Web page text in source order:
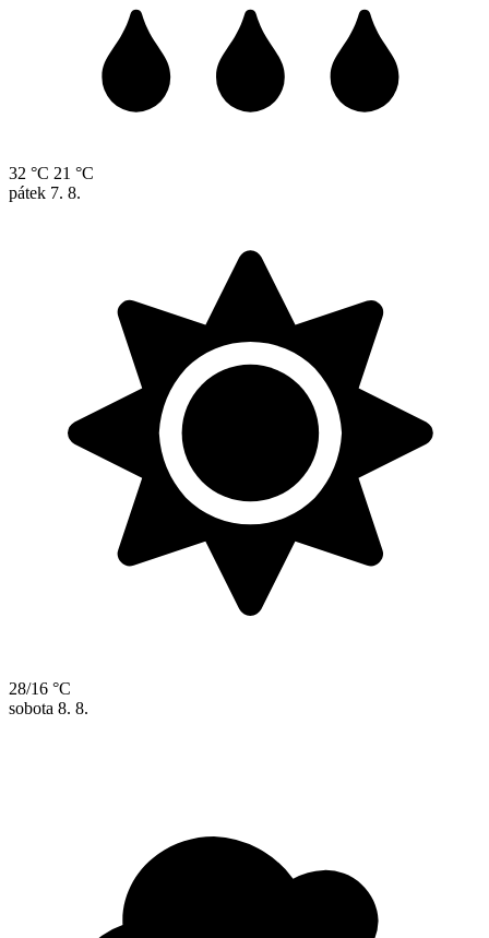
32 °C 21 °C
pátek 7. 8.
28/16 °C
sobota 8. 8.